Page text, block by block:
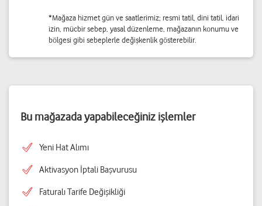
*Mağaza hizmet gün ve saatlerimiz; resmi tatil, dini tatil, idari
izin, mücbir sebep, yasal düzenleme, mağazanın konumu ve
bölgesi gibi sebeplerle değişkenlik gösterebilir.
Bu mağazada yapabileceğiniz işlemler
Yeni Hat Alımı
Aktivasyon İptali Başvurusu
Faturalı Tarife Değişikliği